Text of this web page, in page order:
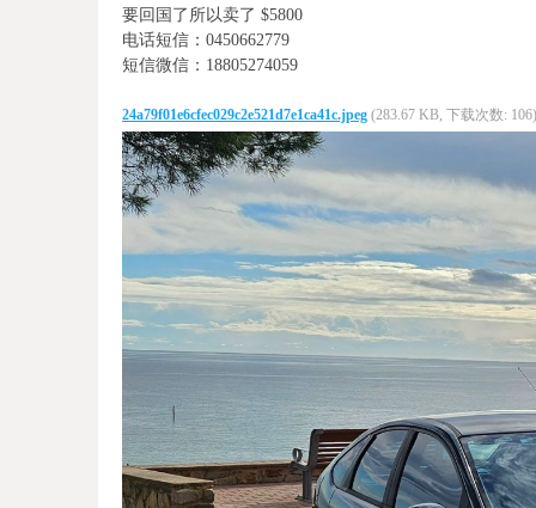
要回国了所以卖了 $5800
电话短信：0450662779
短信微信：18805274059
24a79f01e6cfec029c2e521d7e1ca41c.jpeg (283.67 KB, 下载次数: 106)